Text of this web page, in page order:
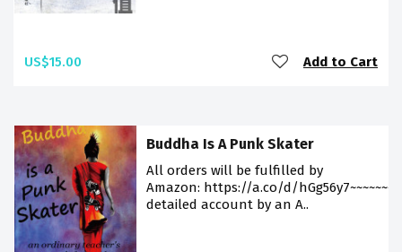
US$15.00 Add to Cart
Buddha Is A Punk Skater
All orders will be fulfilled by
Amazon: https://a.co/d/hGg56y7~~~~~~~A
detailed account by an A..